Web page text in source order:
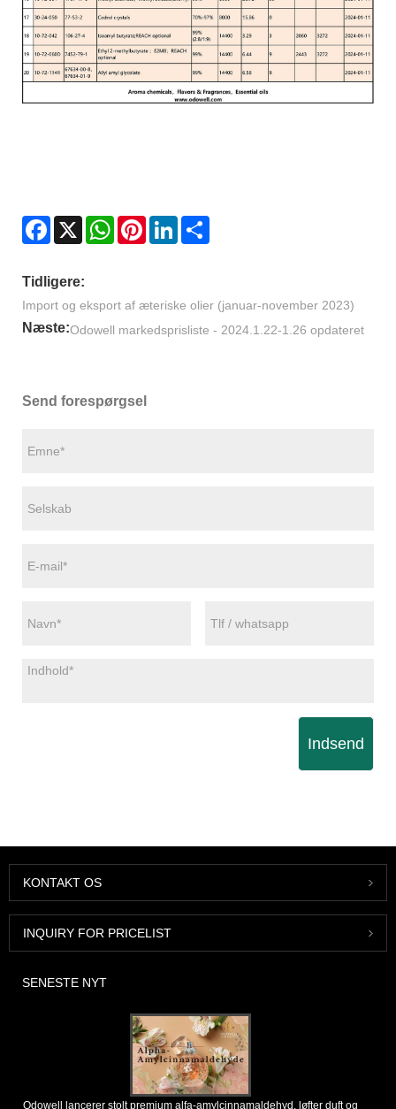
Facebook
X WhatsAppPinterestLinkedIn
Tidligere:
Import og eksport af æteriske olier (januar-november 2023)
Næste:Odowell markedsprisliste - 2024.1.22-1.26 opdateret
Send forespørgsel
Indsend
KONTAKT OS
INQUIRY FOR PRICELIST
SENESTE NYT
Odowell lancerer stolt premium alfa-amylcinnamaldehyd, løfter duft og